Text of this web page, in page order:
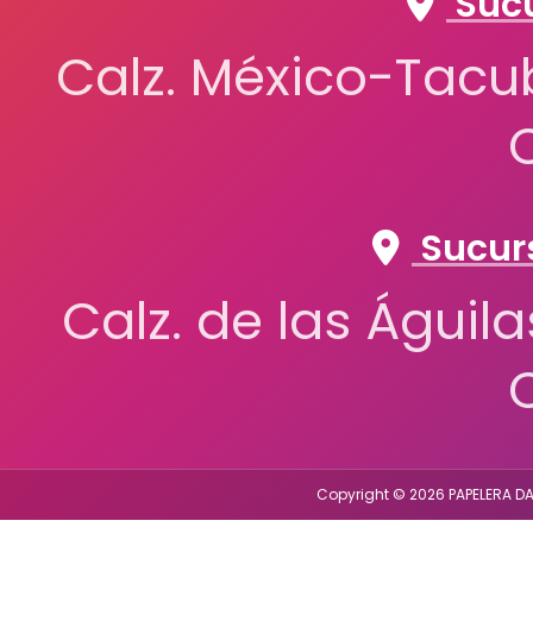
Calz. México-
Calz. de las
Copyright © 2026 PAPELERA